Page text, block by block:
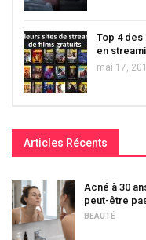
Top 4
en
mai 17,
Articles Récents
Acné à 30
peut-être
BEAUTÉ